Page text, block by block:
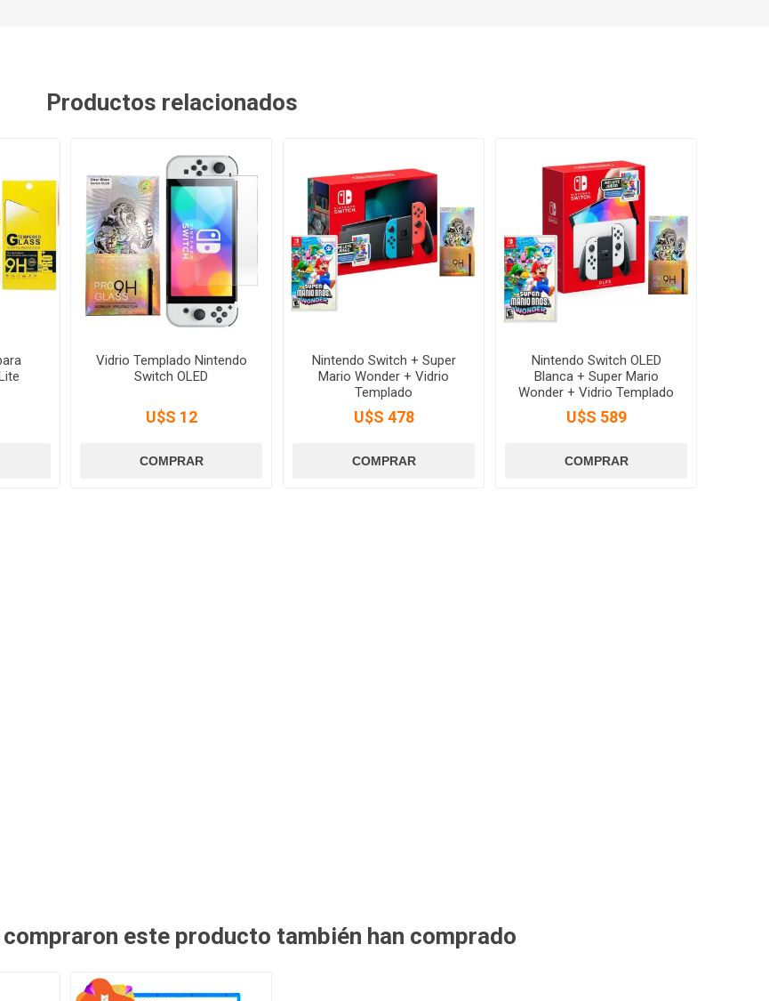
Productos relacionados
Vidrio Templado Nintendo
Switch OLED
U$S 12
Nintendo Switch + Super
Mario Wonder + Vidrio
Templado
U$S 478
Nintendo Switch OLED
Blanca + Super Mario
Wonder + Vidrio Templado
U$S 589
este producto también han comprado